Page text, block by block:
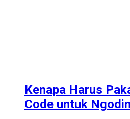
Kenapa Harus
Code untuk